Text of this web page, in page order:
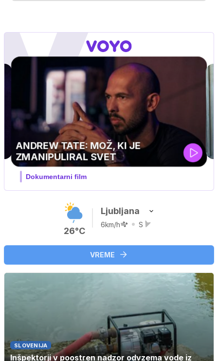
26°C
Ljubljana
6km/h S
VREME
SLOVENIJA
Inšpektorji v poostren nadzor odvzema vode iz